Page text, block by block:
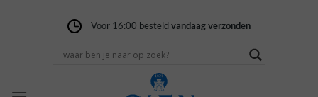
Gratis verzendingvanaf 100,-
Voor 16:00 besteld vandaag verzonden
14 dagen niet goedgeld terug